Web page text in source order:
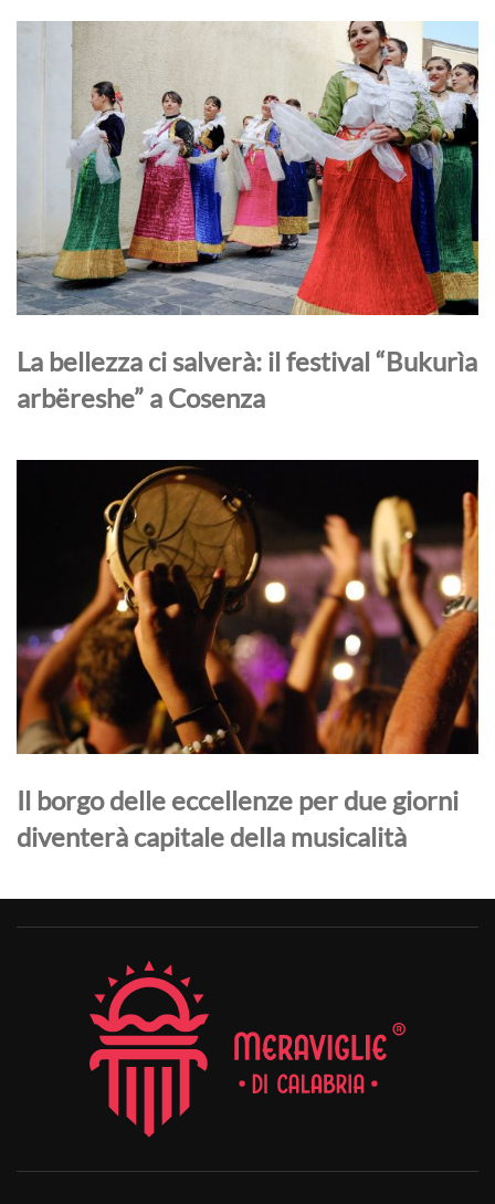
La bellezza ci salverà: il festival “Bukurìa
arbëreshe” a Cosenza
Il borgo delle eccellenze per due giorni
diventerà capitale della musicalità